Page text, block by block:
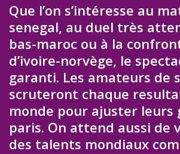
Que l’on s’intéresse au
senegal, au duel très
bas-maroc ou à la
d’ivoire-norvège, le
garanti. Les amateurs de
scruteront chaque
monde pour ajuster leurs
paris. On attend aussi de
des talents mondiaux